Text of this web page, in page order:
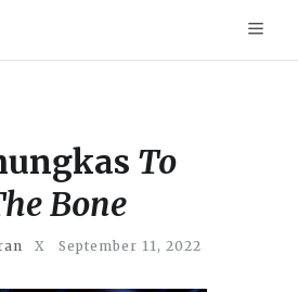
To
Bone
X September 11, 2022